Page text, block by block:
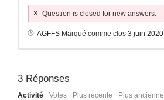
Question is closed for new answers.
AGFFS Marqué comme clos 3 juin 2020
3 Réponses
Activité Votes Plus récente Plus ancienne